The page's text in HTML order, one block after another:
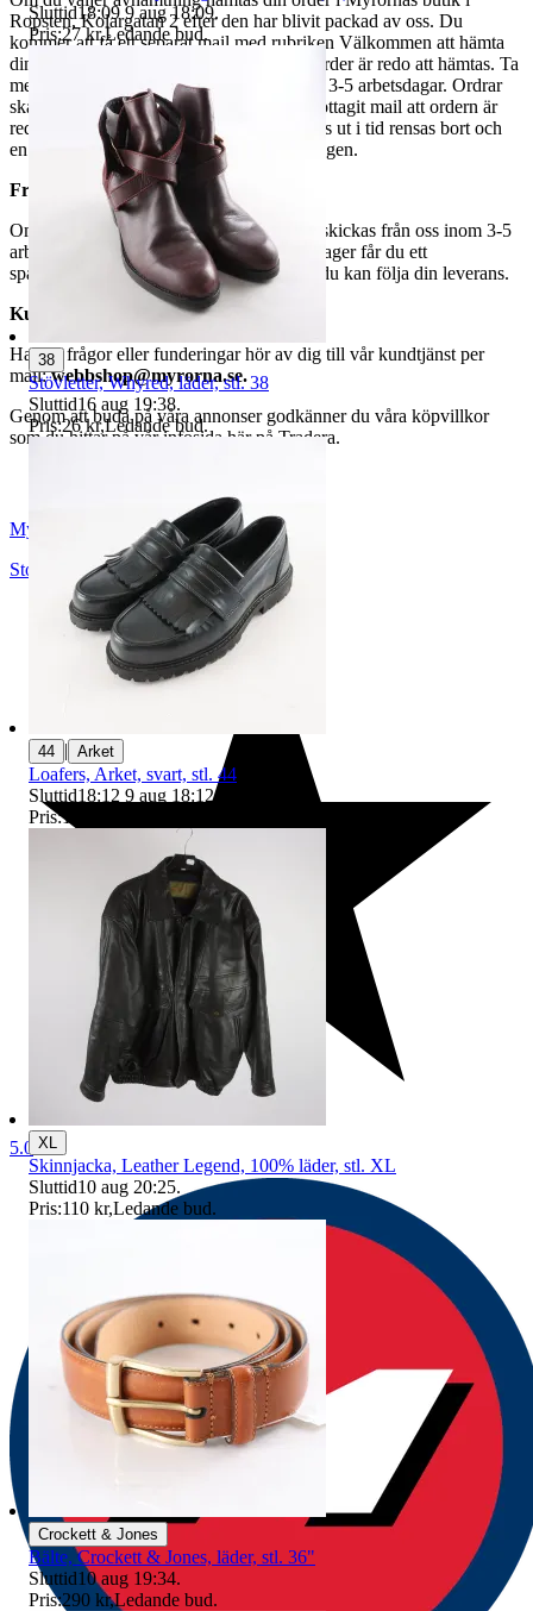
Ropsten, Kolargatan 2 efter den har blivit packad av oss. Du
kommer att få ett separat mail med rubriken Välkommen att hämta
din order på Myrorna i Ropsten! när din order är redo att hämtas. Ta
med legitimation. Hanteringstiden är cirka 3-5 arbetsdagar. Ordrar
ska hämtas senast 7 dagar efter att man mottagit mail att ordern är
redo för avhämtning. Ordrar som ej hämtas ut i tid rensas bort och
en avgift på 84 kr dras av från återbetalningen.
Frakt
Om du har valt frakt kommer din vara att skickas från oss inom 3-5
arbetsdagar. När din vara har lämnat vårt lager får du ett
spårningsnummer av DSV inom kort där du kan följa din leverans.
Kundservice
Har du frågor eller funderingar hör av dig till vår kundtjänst per
mail:webbshop@myrorna.se.
Genom att buda på våra annonser godkänner du våra köpvillkor
som du hittar på vår infosida här på Tradera.
Myrorna
Stockholm,Sverige
5.0
Sluttid18:09 9 aug 18:09.
Pris:27 kr,Ledande bud.
38
Stövletter, Whyred, läder, stl. 38
Sluttid16 aug 19:38.
Pris:26 kr,Ledande bud.
44 | Arket
Loafers, Arket, svart, stl. 44
Sluttid18:12 9 aug 18:12.
Pris:138 kr
XL
Skinnjacka, Leather Legend, 100% läder, stl. XL
Sluttid10 aug 20:25.
Pris:110 kr,Ledande bud.
Crockett & Jones
Bälte, Crockett & Jones, läder, stl. 36"
Sluttid10 aug 19:34.
Pris:290 kr,Ledande bud.